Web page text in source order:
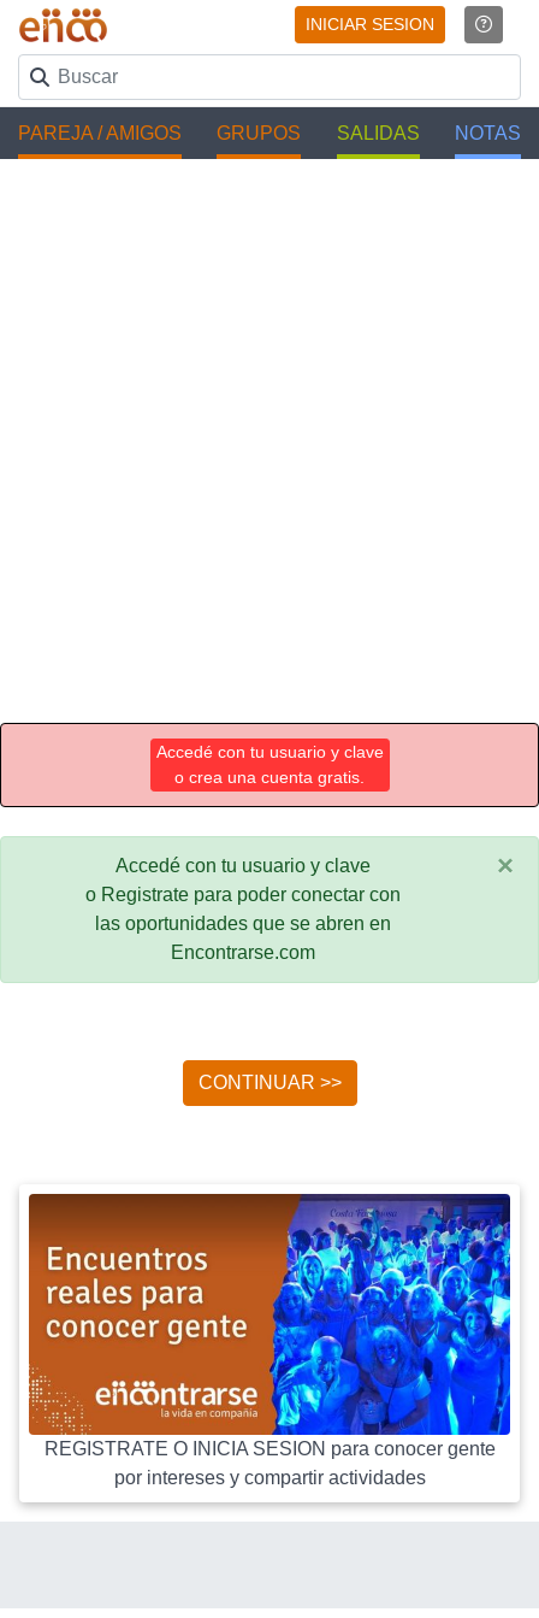
INICIAR SESION
PAREJA / AMIGOS GRUPOS SALIDAS NOTAS
Accedé con tu usuario y clave
o crea una cuenta gratis.
Accedé con tu usuario y clave
o Registrate para poder conectar con
las oportunidades que se abren en
Encontrarse.com
×
CONTINUAR >>
REGISTRATE O INICIA SESION para conocer gente
por intereses y compartir actividades